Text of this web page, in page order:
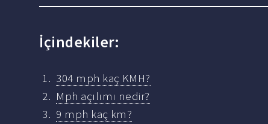
İçindekiler:
304 mph kaç KMH?
Mph açılımı nedir?
9 mph kaç km?